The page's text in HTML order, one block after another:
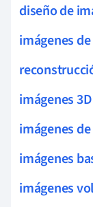
diseño de
imágenes
imágenes
imágenes
imágenes
imágenes